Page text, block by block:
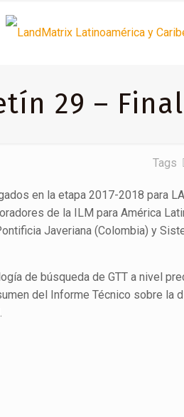
29 – Final
Tags
en la etapa 2017-2018 para
de la ILM para América
Javeriana (Colombia) y
de búsqueda de GTT a nivel
del Informe Técnico sobre la